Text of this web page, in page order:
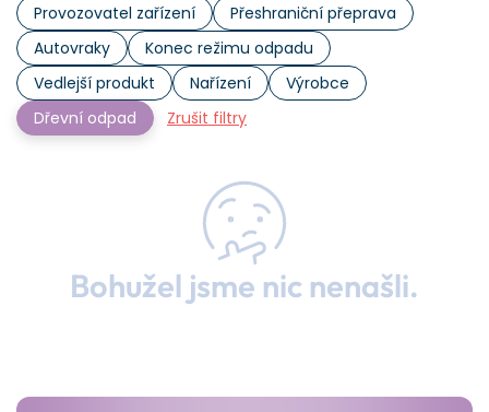
Provozovatel zařízení
Přeshraniční přeprava
Autovraky
Konec režimu odpadu
Vedlejší produkt
Nařízení
Výrobce
Dřevní odpad
Zrušit filtry
Bohužel jsme nic nenašli.